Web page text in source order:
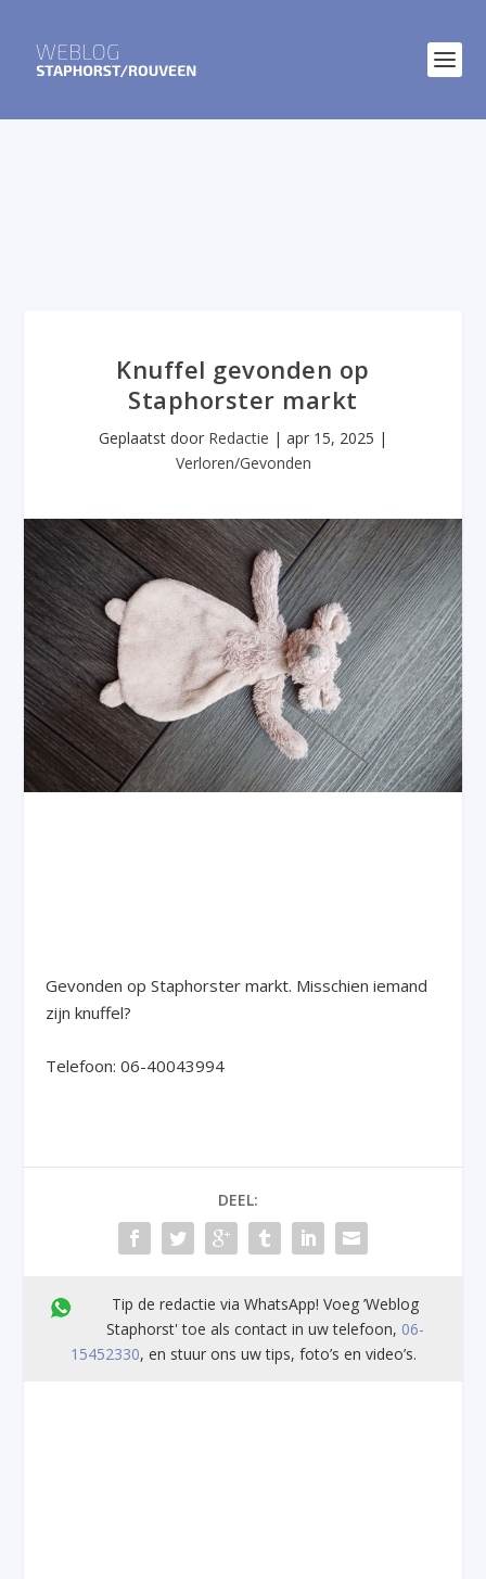
Knuffel gevonden op
Staphorster markt
Geplaatst door Redactie | apr 15, 2025 |
Verloren/Gevonden
Gevonden op Staphorster markt. Misschien iemand
zijn knuffel?
Telefoon: 06-40043994
DEEL:
Tip de redactie via WhatsApp! Voeg ’Weblog
Staphorst' toe als contact in uw telefoon, 06-
15452330, en stuur ons uw tips, foto’s en video’s.